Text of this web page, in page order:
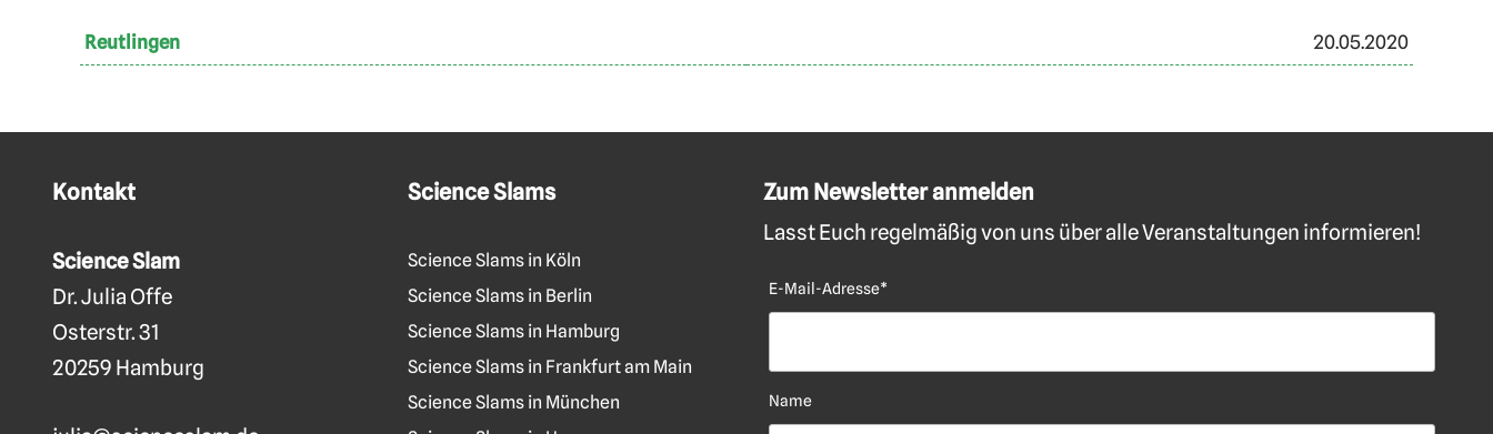
Reutlingen 20.05.2020
Kontakt
Science Slam
Dr. Julia Offe
Osterstr. 31
20259 Hamburg
Science Slams
Science Slams in Köln
Science Slams in Berlin
Science Slams in Hamburg
Science Slams in Frankfurt am Main
Science Slams in München
Zum Newsletter anmelden
Lasst Euch regelmäßig von uns über alle Veranstaltungen informieren!
E-Mail-Adresse*
Name